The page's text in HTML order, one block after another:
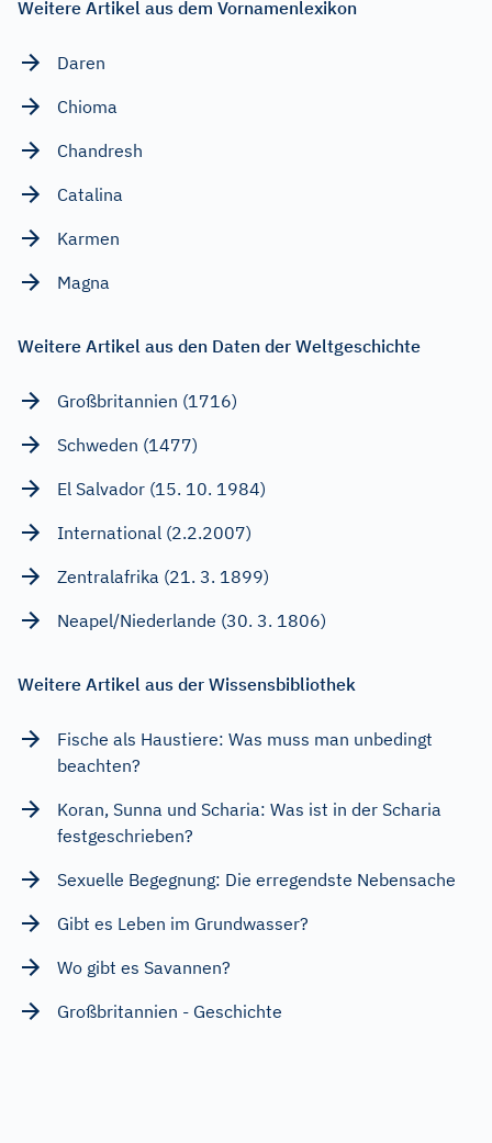
Weitere Artikel aus dem Vornamenlexikon
Daren
Chioma
Chandresh
Catalina
Karmen
Magna
Weitere Artikel aus den Daten der Weltgeschichte
Großbritannien (1716)
Schweden (1477)
El Salvador (15. 10. 1984)
International (2.2.2007)
Zentralafrika (21. 3. 1899)
Neapel/Niederlande (30. 3. 1806)
Weitere Artikel aus der Wissensbibliothek
Fische als Haustiere: Was muss man unbedingt
beachten?
Koran, Sunna und Scharia: Was ist in der Scharia
festgeschrieben?
Sexuelle Begegnung: Die erregendste Nebensache
Gibt es Leben im Grundwasser?
Wo gibt es Savannen?
Großbritannien - Geschichte